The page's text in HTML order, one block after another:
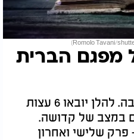
מפגם הברית
אין דבר העומד בפני התשובה. להלן יובאו 6 עצות
במצב של קדושה.
שלישי ואחרון